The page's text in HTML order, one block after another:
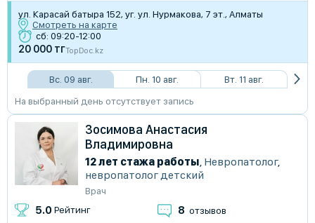
ул. Карасай батыра 152, уг. ул. Нурмакова, 7 эт., Алматы
Смотреть на карте
сб: 09:20-12:00
20 000 тгTopDoc.kz
Вс. 09 авг. Пн. 10 авг.
Вт. 11 авг.
На выбранный день отсутствует запись
Зосимова Анастасия
Владимировна
12 лет стажа работы, Невропатолог,
невропатолог детский
Врач
5.0 Рейтинг 8 отзывов